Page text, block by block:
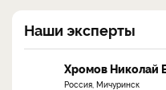
Наши эксперты
Хромов Николай
Россия, Мичуринск